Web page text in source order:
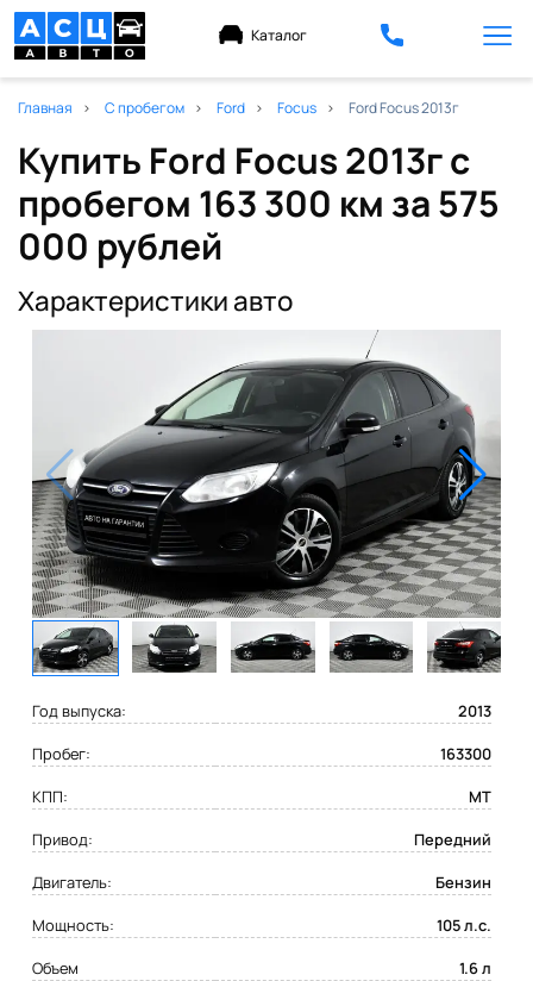
Каталог
Главная С пробегом Ford Focus Ford Focus 2013г
Купить Ford Focus 2013г с
пробегом 163 300 км за 575
000 рублей
Характеристики авто
Год выпуска:
2013
Пробег:
163300
КПП:
MT
Привод:
Передний
Двигатель:
Бензин
Мощность:
105 л.с.
Объем
1.6 л